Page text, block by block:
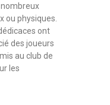
nombreux
ou physiques.
ont
des joueurs
au club de
les